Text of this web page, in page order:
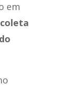
em